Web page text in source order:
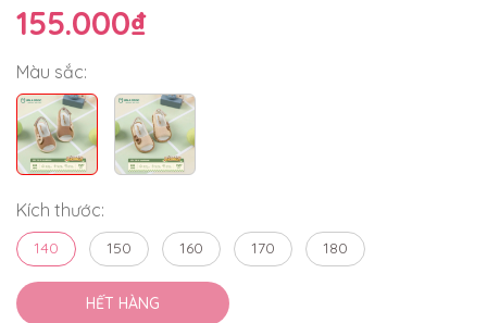
155.000₫
Màu sắc:
Kích thước:
140 150 160 170 180
HẾT HÀNG